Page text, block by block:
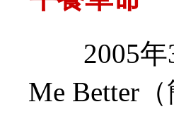
2005年3
Me Better